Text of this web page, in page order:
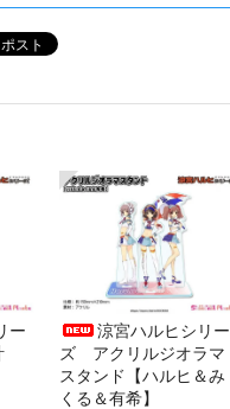
ー
涼宮ハルヒシリー
ズ アクリルジオラマ
スタンド【ハルヒ＆み
くる＆有希】